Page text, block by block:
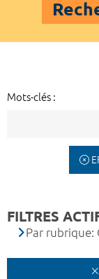
Mots-clés :
FILTRES
Par rubrique: